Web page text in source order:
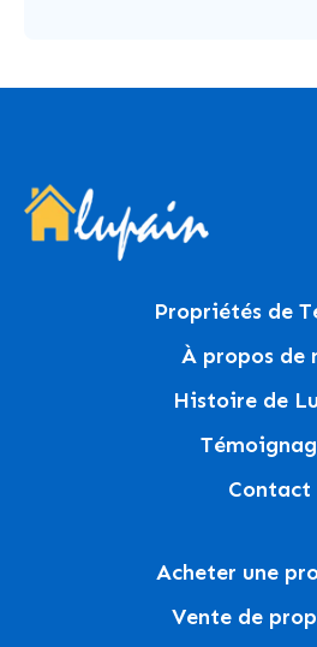
Propriétés de
À propos de
Histoire de
Contact
Acheter une
Vente de